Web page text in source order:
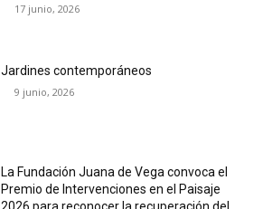
17 junio, 2026
Jardines contemporáneos
9 junio, 2026
La Fundación Juana de Vega convoca el
Premio de Intervenciones en el Paisaje